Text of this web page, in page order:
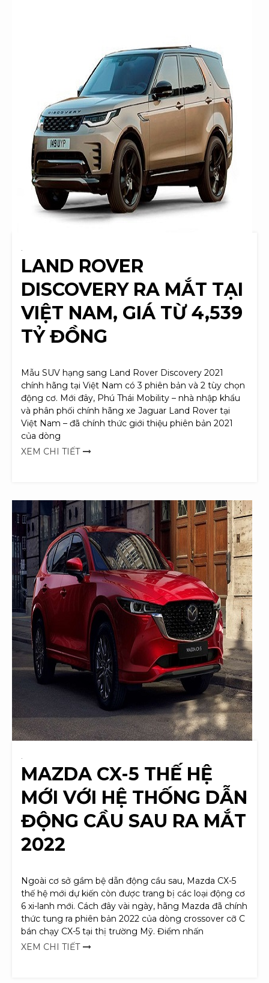
LAND ROVER
DISCOVERY RA MẮT TẠI
VIỆT NAM, GIÁ TỪ 4,539
TỶ ĐỒNG
Mẫu SUV hạng sang Land Rover Discovery 2021
chính hãng tại Việt Nam có 3 phiên bản và 2 tùy chọn
động cơ. Mới đây, Phú Thái Mobility – nhà nhập khẩu
và phân phối chính hãng xe Jaguar Land Rover tại
Việt Nam – đã chính thức giới thiệu phiên bản 2021
của dòng
XEM CHI TIẾT
MAZDA CX-5 THẾ HỆ
MỚI VỚI HỆ THỐNG DẪN
ĐỘNG CẦU SAU RA MẮT
2022
Ngoài cơ sở gầm bệ dẫn động cầu sau, Mazda CX-5
thế hệ mới dự kiến còn được trang bị các loại động cơ
6 xi-lanh mới. Cách đây vài ngày, hãng Mazda đã chính
thức tung ra phiên bản 2022 của dòng crossover cỡ C
bán chạy CX-5 tại thị trường Mỹ. Điểm nhấn
XEM CHI TIẾT